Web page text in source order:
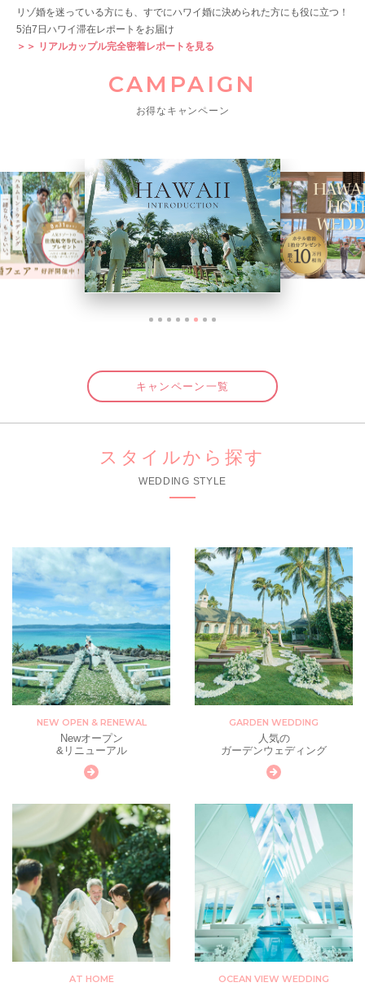
リゾ婚を迷っている方にも、すでにハワイ婚に決められた方にも役に立つ！
5泊7日ハワイ滞在レポートをお届け
＞＞ リアルカップル完全密着レポートを見る
CAMPAIGN
お得なキャンペーン
キャンペーン一覧
スタイルから探す
WEDDING STYLE
NEW OPEN & RENEWAL
Newオープン
&リニューアル
GARDEN WEDDING
人気の
ガーデンウェディング
AT HOME OCEAN VIEW WEDDING